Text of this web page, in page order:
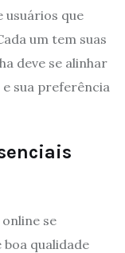
usuários que
um tem suas
deve se alinhar
sua preferência
se
qualidade